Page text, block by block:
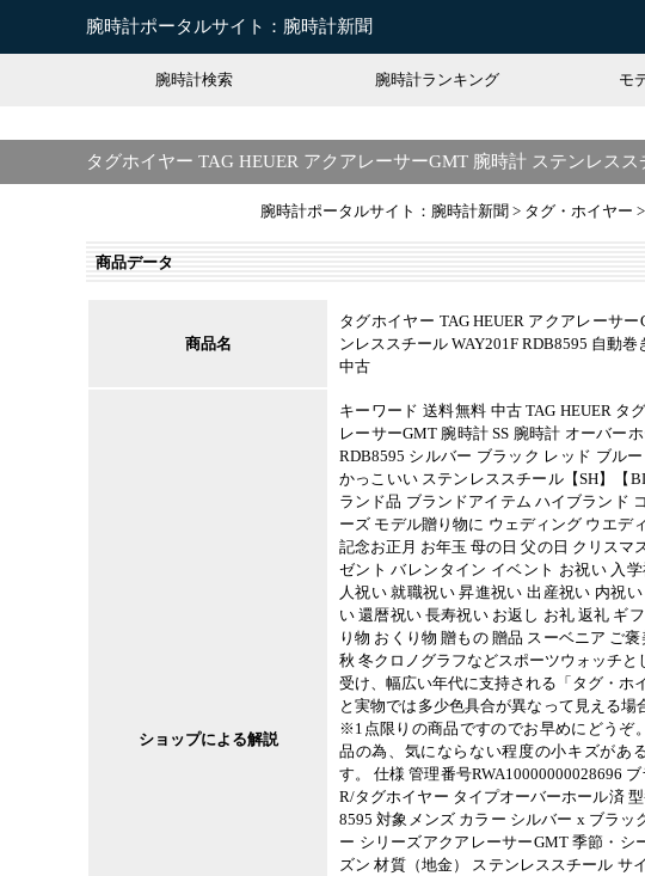
腕時計ポータルサイト：腕時計新聞
腕時計検索 腕時計ランキング モ
タグホイヤー TAG HEUER アクアレーサーGMT 腕時計 ステンレス
腕時計ポータルサイト：腕時計新聞 > タグ・ホイヤー >
商品データ
商品名
タグホイヤー TAG HEUER アクアレーサ
ンレススチール WAY201F RDB8595 自動巻
中古
ショップによる解説
キーワード 送料無料 中古 TAG HEUER タ
レーサーGMT 腕時計 SS 腕時計 オーバー
RDB8595 シルバー ブラック レッド ブル
かっこいい ステンレススチール【SH】【
ランド品 ブランドアイテム ハイブランド
ーズ モデル贈り物に ウェディング ウエデ
記念お正月 お年玉 母の日 父の日 クリスマ
ゼント バレンタイン イベント お祝い 入
人祝い 就職祝い 昇進祝い 出産祝い 内祝
い 還暦祝い 長寿祝い お返し お礼 返礼 ギ
り物 おくり物 贈もの 贈品 スーベニア ご
秋 冬クロノグラフなどスポーツウォッチと
受け、幅広い年代に支持される「タグ・ホ
と実物では多少色具合が異なって見える場
※1点限りの商品ですのでお早めにどうぞ
品の為、気にならない程度の小キズがあ
す。 仕様 管理番号RWA10000000028696
R/タグホイヤー タイプオーバーホール済 型
8595 対象メンズ カラー シルバー x ブラッ
ー シリーズアクアレーサーGMT 季節・シ
ズン 材質（地金） ステンレススチール サ